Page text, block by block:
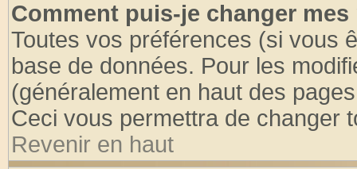
Comment puis-je changer mes
Toutes vos préférences (si vous
base de données. Pour les
(généralement en haut des
Ceci vous permettra de changer
Revenir en haut